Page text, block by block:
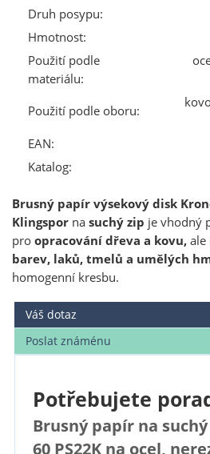
Druh posypu:
Hmotnost:
Použití podle
materiálu:
Použití podle oboru:
EAN:
Katalog:
Brusný papír výsekový disk
Klingspor nasuchý zip je vhodný
proopracování dřeva a kovu,ale
barev, laků, tmelů a umělých
homogenní kresbu.
Váš dotaz
Poslat známénu
Potřebujete
Brusný papír na suchý
60 PS22K na ocel,